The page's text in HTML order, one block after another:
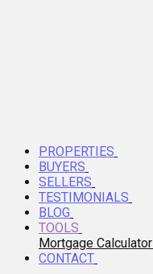
PROPERTIES
BUYERS
SELLERS
TESTIMONIALS
BLOG
TOOLS
Mortgage Calculator
CONTACT